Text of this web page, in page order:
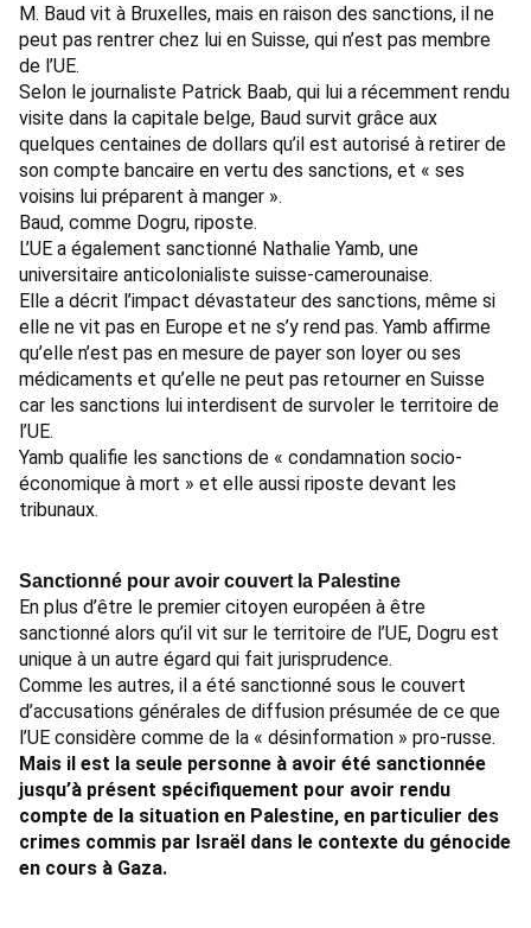
M. Baud vit à Bruxelles, mais en raison des sanctions, il ne
peut pas rentrer chez lui en Suisse, qui n’est pas membre
de l’UE.
Selon le journaliste Patrick Baab, qui lui a récemment rendu
visite dans la capitale belge, Baud survit grâce aux
quelques centaines de dollars qu’il est autorisé à retirer de
son compte bancaire en vertu des sanctions, et « ses
voisins lui préparent à manger ».
Baud, comme Dogru, riposte.
L’UE a également sanctionné Nathalie Yamb, une
universitaire anticolonialiste suisse-camerounaise.
Elle a décrit l’impact dévastateur des sanctions, même si
elle ne vit pas en Europe et ne s’y rend pas. Yamb affirme
qu’elle n’est pas en mesure de payer son loyer ou ses
médicaments et qu’elle ne peut pas retourner en Suisse
car les sanctions lui interdisent de survoler le territoire de
l’UE.
Yamb qualifie les sanctions de « condamnation socio-
économique à mort » et elle aussi riposte devant les
tribunaux.
Sanctionné pour avoir couvert la Palestine
En plus d’être le premier citoyen européen à être
sanctionné alors qu’il vit sur le territoire de l’UE, Dogru est
unique à un autre égard qui fait jurisprudence.
Comme les autres, il a été sanctionné sous le couvert
d’accusations générales de diffusion présumée de ce que
l’UE considère comme de la « désinformation » pro-russe.
Mais il est la seule personne à avoir été sanctionnée
jusqu’à présent spécifiquement pour avoir rendu
compte de la situation en Palestine, en particulier des
crimes commis par Israël dans le contexte du génocide
en cours à Gaza.